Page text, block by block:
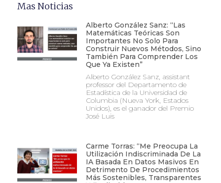
Mas Noticias
Alberto González Sanz: “Las
Matemáticas Teóricas Son
Importantes No Solo Para
Construir Nuevos Métodos, Sino
También Para Comprender Los
Que Ya Existen”
Alberto González Sanz, assistant
professor del Departamento de
Estadística de la Universidad de
Columbia (Nueva York, Estados
Unidos), es el ganador del Premio
José Luis
Carme Torras: “Me Preocupa La
Utilización Indiscriminada De La
IA Basada En Datos Masivos En
Detrimento De Procedimientos
Más Sostenibles, Transparentes